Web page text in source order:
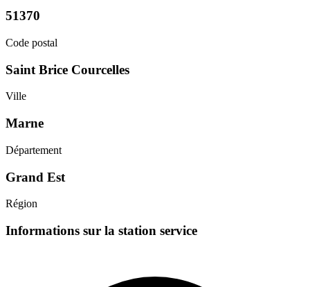
51370
Code postal
Saint Brice Courcelles
Ville
Marne
Département
Grand Est
Région
Informations sur la station service